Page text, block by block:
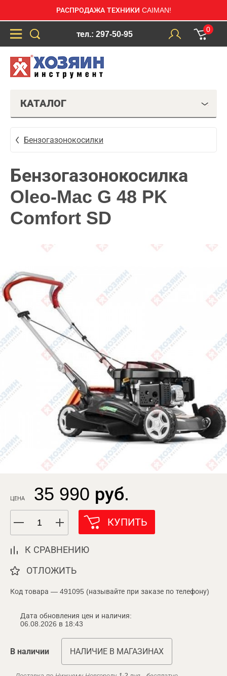
РАСПРОДАЖА ТЕХНИКИ CAIMAN!
тел.: 297-50-95
0
КАТАЛОГ
Бензогазонокосилки
Бензогазонокосилка
Oleo-Mac G 48 PK
Comfort SD
ЦЕНА 35 990 руб.
КУПИТЬ
К СРАВНЕНИЮ
ОТЛОЖИТЬ
Код товара — 491095 (называйте при заказе по телефону)
Дата обновления цен и наличия:
06.08.2026 в 18:43
В наличии НАЛИЧИЕ В МАГАЗИНАХ